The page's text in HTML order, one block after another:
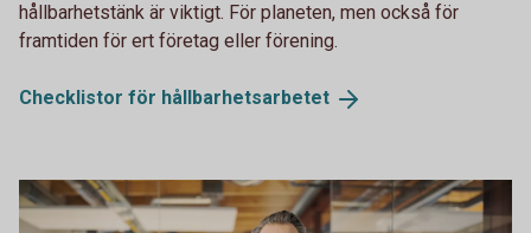
hållbarhetstänk är viktigt. För planeten, men också för
framtiden för ert företag eller förening.
Checklistor för hållbarhetsarbetet